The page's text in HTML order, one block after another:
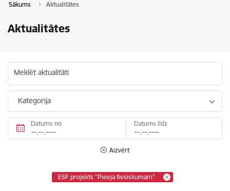
Sākums Aktualitātes
Aktualitātes
Meklēt aktualitāti
Kategorija
Datums no Datums līdz
Aizvērt
ESF projekts "Pieeja tiesiskumam"